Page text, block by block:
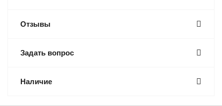
Отзывы
Задать вопрос
Наличие